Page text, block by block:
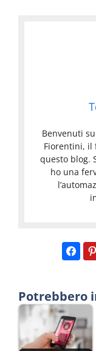
Benvenuti
Fiorentini, il
questo blog.
ho una
Potrebbero